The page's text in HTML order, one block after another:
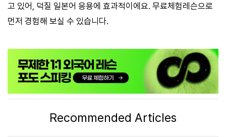
고 있어, 덕질 일본어 응용에 효과적이에요. 무료체험레슨으로
먼저 경험해 보실 수 있습니다.
Recommended Articles